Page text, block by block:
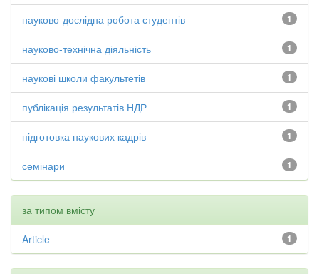
1
науково-дослідна робота студентів
1
науково-технічна діяльність
1
наукові школи факультетів
1
публікація результатів НДР
1
підготовка наукових кадрів
1
семінари
за типом вмісту
1
Article